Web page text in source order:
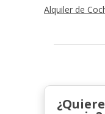
Alquiler de